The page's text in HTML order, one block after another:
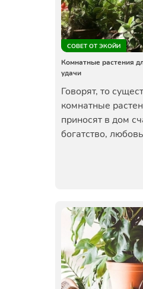
СОВЕТ ОТ ЭКОЙИ
Комнатные растения
удачи
Говорят, то
комнатные
приносят в дом
богатство,